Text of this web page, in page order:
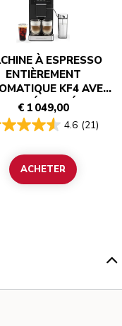
À ESPRESSO
ENTIÈREMENT
KF4 AVEC
CAFÉ GLACÉ
€ 1 049,00
4.6 (21)
ACHETER